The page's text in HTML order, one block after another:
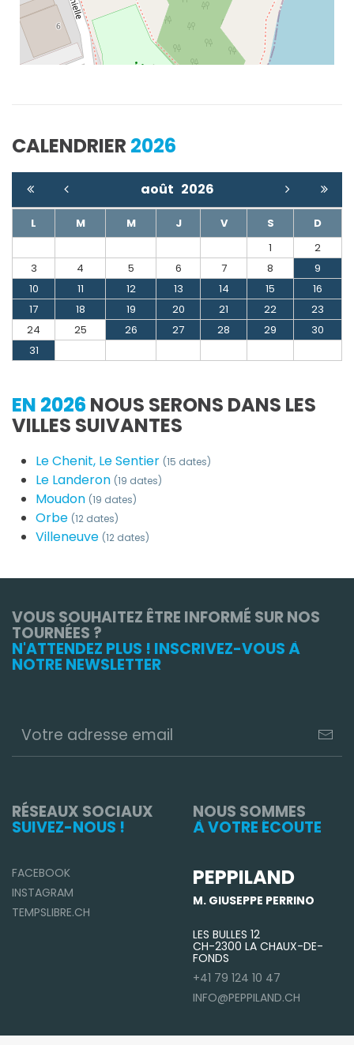
CALENDRIER 2026
août 2026
L M M J V S
D
1
2
3
4 5 6 7 8
9
10
11 12 13 14 15
16
17
18 19 20 21 22
23
24
25 26 27 28 29
30
31
EN 2026 NOUS SERONS DANS LES
VILLES SUIVANTES
Le Chenit, Le Sentier (15 dates)
Le Landeron (19 dates)
Moudon (19 dates)
Orbe (12 dates)
Villeneuve (12 dates)
VOUS SOUHAITEZ ÊTRE INFORMÉ SUR NOS
TOURNÉES ?
N'ATTENDEZ PLUS ! INSCRIVEZ-VOUS À
NOTRE NEWSLETTER
RÉSEAUX SOCIAUX
SUIVEZ-NOUS !
FACEBOOK
INSTAGRAM
TEMPSLIBRE.CH
NOUS SOMMES
À VOTRE ÉCOUTE
PEPPILAND
M. GIUSEPPE PERRINO
LES BULLES 12
CH-2300 LA CHAUX-DE-
FONDS
+41 79 124 10 47
INFO@PEPPILAND.CH